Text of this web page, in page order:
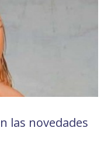
las novedades